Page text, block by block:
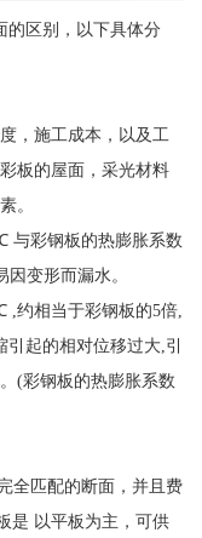
的区别，以下具体分
，施工成本，以及工
板的屋面，采光材料
。
与彩钢板的热膨胀系数
变形而漏水。
,约相当于彩钢板的5倍,
起的相对位移过大,引
(彩钢板的热膨胀系数
全匹配的断面，并且费
是 以平板为主，可供